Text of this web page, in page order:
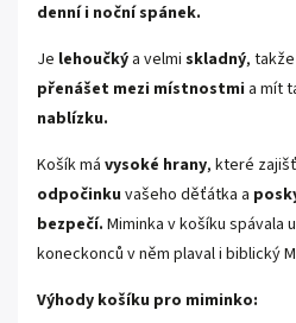
denní i noční spánek.
Je lehoučký a velmi skladný,
přenášet mezi místnostmi a mít
nablízku.
Košík má vysoké hrany, které
odpočinku vašeho děťátka a
bezpečí. Miminka v košíku spávala
koneckonců v něm plaval i biblický
Výhody košíku pro miminko: